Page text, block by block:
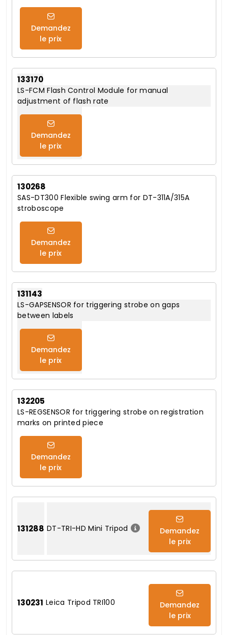
Demandez
le prix
133170
LS-FCM Flash Control Module for manual
adjustment of flash rate
Demandez
le prix
130268
SAS-DT300 Flexible swing arm for DT-311A/315A
stroboscope
Demandez
le prix
131143
LS-GAPSENSOR for triggering strobe on gaps
between labels
Demandez
le prix
132205
LS-REGSENSOR for triggering strobe on registration
marks on printed piece
Demandez
le prix
131288 DT-TRI-HD Mini Tripod
Demandez
le prix
130231 Leica Tripod TRI100
Demandez
le prix